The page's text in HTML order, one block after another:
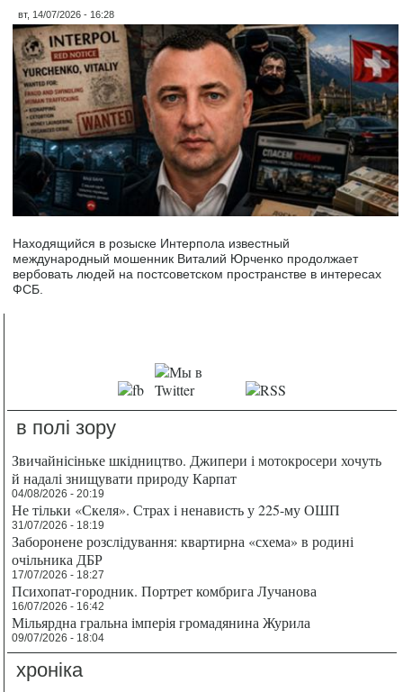
вт, 14/07/2026 - 16:28
Находящийся в розыске Интерпола известный
международный мошенник Виталий Юрченко продолжает
вербовать людей на постсоветском пространстве в интересах
ФСБ.
в полі зору
Звичайнісіньке шкідництво. Джипери і мотокросери хочуть
й надалі знищувати природу Карпат
04/08/2026 - 20:19
Не тільки «Скеля». Страх і ненависть у 225-му ОШП
31/07/2026 - 18:19
Заборонене розслідування: квартирна «схема» в родині
очільника ДБР
17/07/2026 - 18:27
Психопат-городник. Портрет комбрига Лучанова
16/07/2026 - 16:42
Мільярдна гральна імперія громадянина Журила
09/07/2026 - 18:04
хроніка